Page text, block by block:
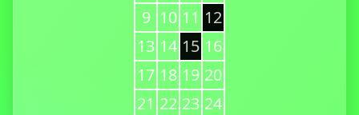
9 10 11 12
13 14 15 16
17 18 19 20
21 22 23 24